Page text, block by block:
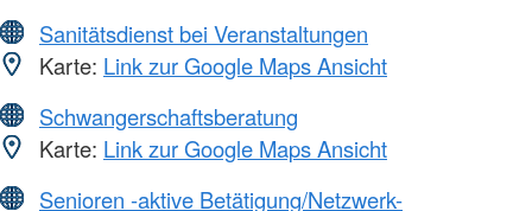
Sanitätsdienst bei Veranstaltungen
Karte: Link zur Google Maps Ansicht
Schwangerschaftsberatung
Karte: Link zur Google Maps Ansicht
Senioren -aktive Betätigung/Netzwerk-